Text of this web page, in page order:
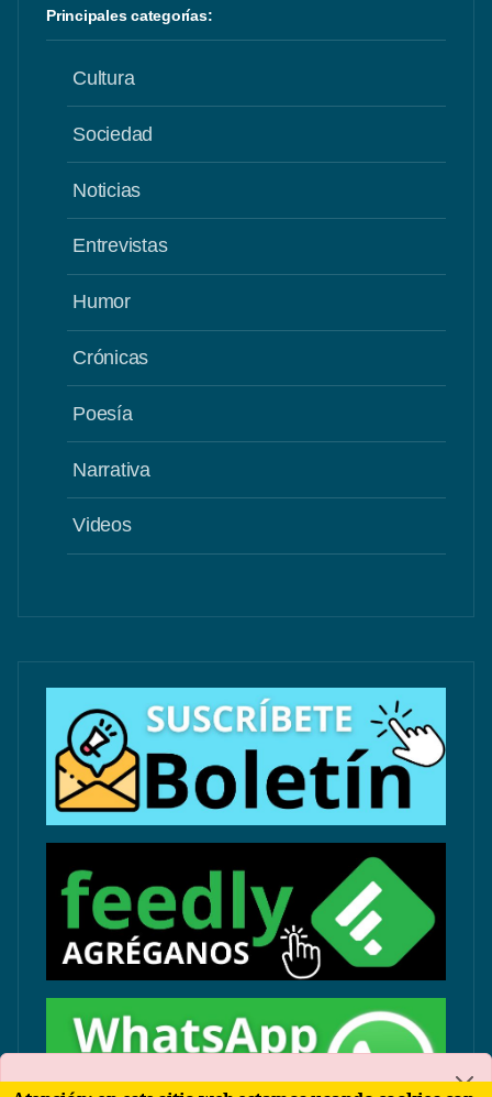
Principales categorías:
Cultura
Sociedad
Noticias
Entrevistas
Humor
Crónicas
Poesía
Narrativa
Videos